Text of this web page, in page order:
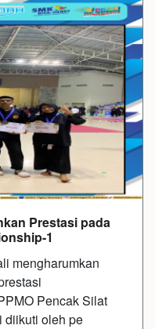
Prestasi pada
1
mengharumkan
Pencak Silat
diikuti oleh pe